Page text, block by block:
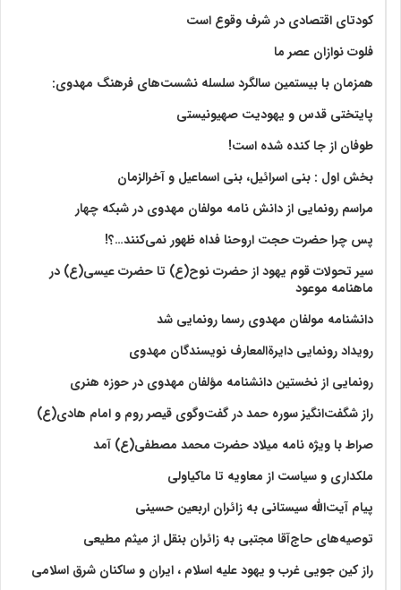
کودتای اقتصادی در شرف وقوع است
فلوت نوازان عصر ما
همزمان با بیستمین سالگرد سلسله نشست‌های فرهنگ مهدوی:‌
پایتختی قدس و یهودیت صهیونیستی
طوفان از جا کنده شده است!
بخش اول : بنی اسرائیل، بنی اسماعیل و آخرالزمان
مراسم رونمایی از دانش نامه مولفان مهدوی در شبکه چهار
پس چرا حضرت حجت اروحنا فداه ظهور نمی‌کنند…؟!
سیر تحولات قوم یهود از حضرت نوح(ع) تا حضرت عیسی(ع) در
ماهنامه موعود
دانشنامه مولفان مهدوی رسما رونمایی شد
رویداد رونمایی دایرةالمعارف نویسندگان مهدوی
رونمایی از نخستین دانشنامه مؤلفان مهدوی در حوزه هنری
راز شگفت‌انگیز سوره حمد در گفت‌وگوی قیصر روم و امام هادی(ع)
صراط با ویژه نامه میلاد حضرت محمد مصطفی(ع) آمد
ملکداری و سیاست از معاویه تا ماکیاولی
پیام آیت‌الله سیستانی به زائران اربعین حسینی
توصیه‌های حاج‌آقا مجتبی به زائران بنقل از میثم مطیعی
راز کین جویی غرب و یهود علیه اسلام ، ایران و ساکنان شرق اسلامی